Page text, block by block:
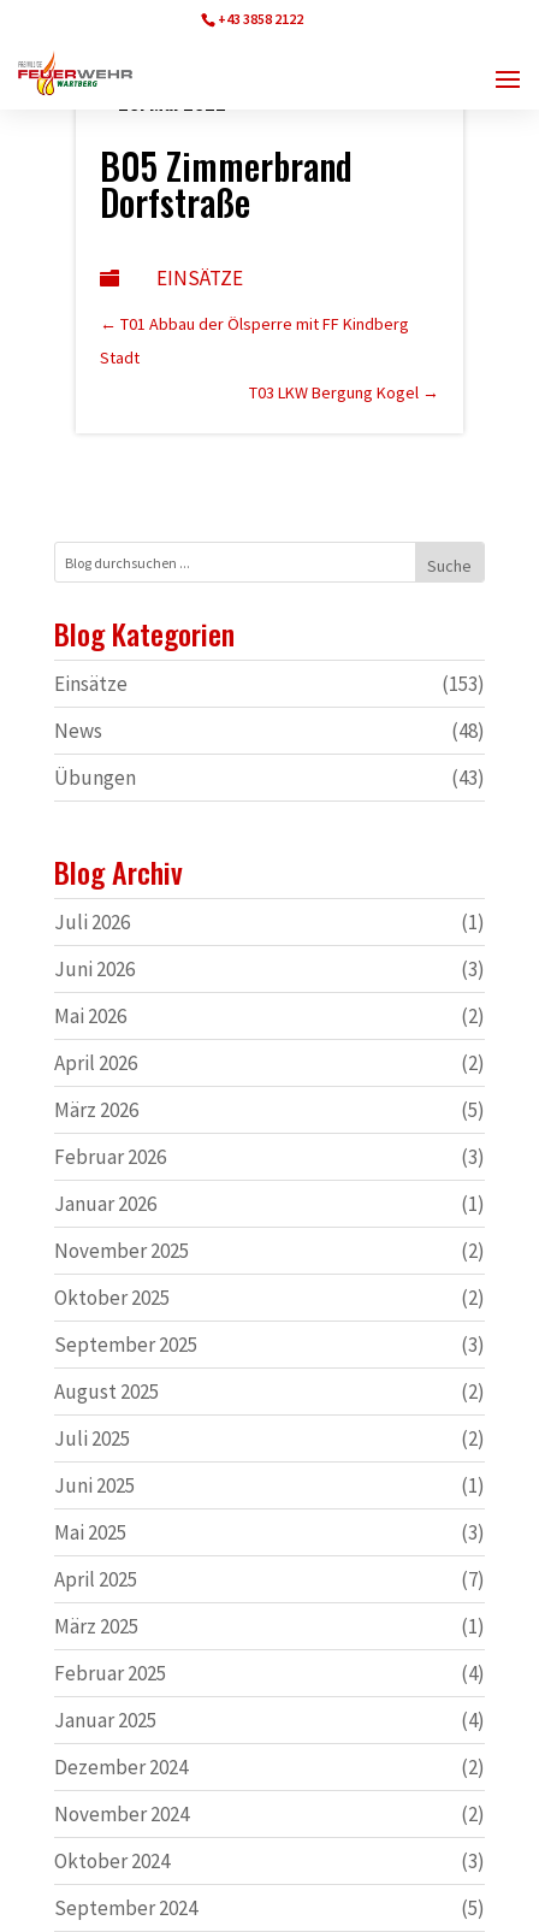
+43 3858 2122
B05 Zimmerbrand
Dorfstraße
 EINSÄTZE
← T01 Abbau der Ölsperre mit FF Kindberg
Stadt
T03 LKW Bergung Kogel →
Blog Kategorien
Einsätze
(153)
News
(48)
Übungen
(43)
Blog Archiv
Juli 2026
(1)
Juni 2026
(3)
Mai 2026
(2)
April 2026
(2)
März 2026
(5)
Februar 2026
(3)
Januar 2026
(1)
November 2025
(2)
Oktober 2025
(2)
September 2025
(3)
August 2025
(2)
Juli 2025
(2)
Juni 2025
(1)
Mai 2025
(3)
April 2025
(7)
März 2025
(1)
Februar 2025
(4)
Januar 2025
(4)
Dezember 2024
(2)
November 2024
(2)
Oktober 2024
(3)
September 2024
(5)